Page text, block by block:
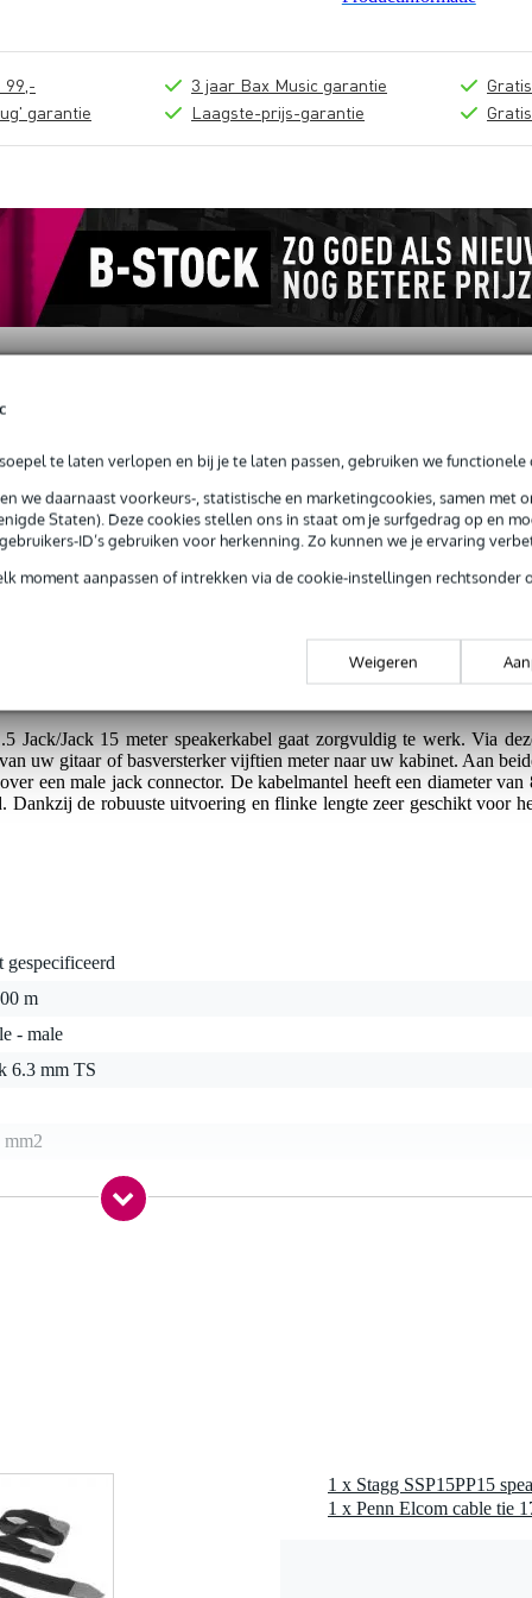
te laten verlopen en bij je te laten passen, gebruiken we functionele
we daarnaast voorkeurs-, statistische en marketingcookies, samen met
Staten). Deze cookies stellen ons in staat om je surfgedrag op en
ID’s gebruiken voor herkenning. Zo kunnen we je ervaring
moment aanpassen of intrekken via de cookie-instellingen rechtsonder
Weigeren
99,-
garantie
3 jaar Bax Music garantie
Laagste-prijs-garantie
jack - jack 15 meter
Jack/Jack 15 meter speakerkabel gaat zorgvuldig te werk. Via
uw gitaar of basversterker vijftien meter naar uw kabinet. Aan
een male jack connector. De kabelmantel heeft een diameter van
Dankzij de robuuste uitvoering en flinke lengte zeer geschikt voor
gespecificeerd
m
- male
6.3 mm TS
mm2
1 x Penn Elcom cable tie